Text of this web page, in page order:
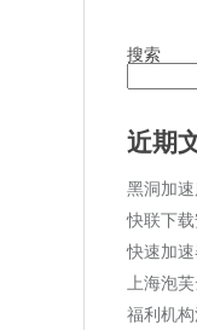
搜索
近期
黑洞加
快联下
快速加
上海泡
福利机